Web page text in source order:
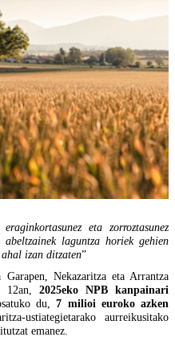
eta zorroztasunez
laguntza horiek gehien
izan ditzaten”
Nekazaritza eta Arrantza
12an, 2025eko NPB kanpainari
du,7 milioi euroko azken
ustiategietarako aurreikusitako
emanez.